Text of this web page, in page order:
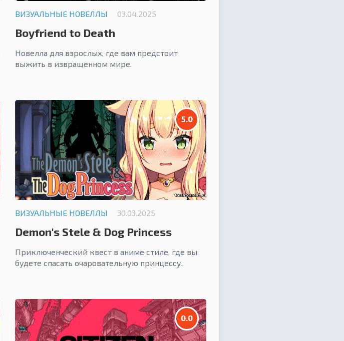
ВИЗУАЛЬНЫЕ НОВЕЛЛЫ 03.04.2025
Boyfriend to Death
Новелла для взрослых, где вам предстоит
выжить в извращенном мире.
5.0
ВИЗУАЛЬНЫЕ НОВЕЛЛЫ 30.03.2025
Demon's Stele & Dog Princess
Приключенческий квест в аниме стиле, где вы
будете спасать очаровательную принцессу.
0.0